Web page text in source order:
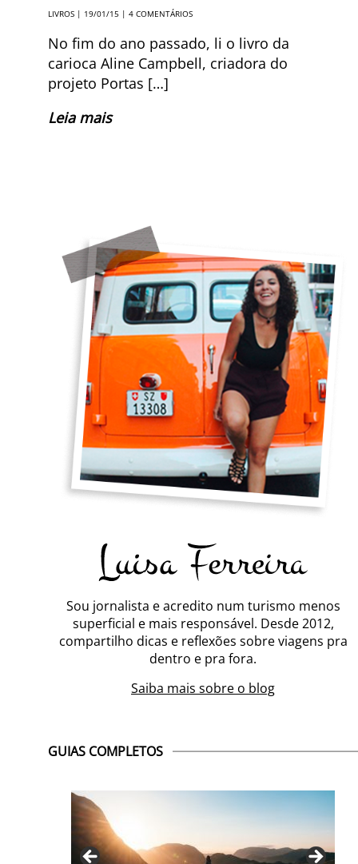
LIVROS | 19/01/15 | 4 COMENTÁRIOS
No fim do ano passado, li o livro da
carioca Aline Campbell, criadora do
projeto Portas […]
Leia mais
Sou jornalista e acredito num turismo menos
superficial e mais responsável. Desde 2012,
compartilho dicas e reflexões sobre viagens pra
dentro e pra fora.
Saiba mais sobre o blog
GUIAS COMPLETOS